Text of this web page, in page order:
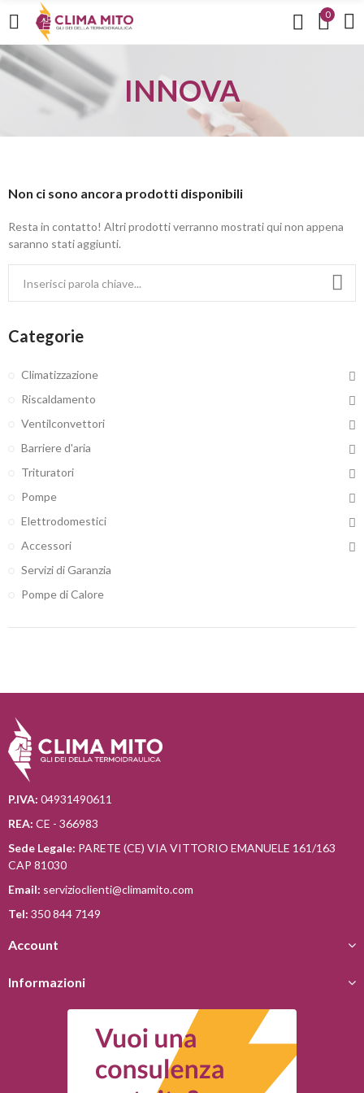
0
INNOVA
Non ci sono ancora prodotti disponibili
Resta in contatto! Altri prodotti verranno mostrati qui non appena
saranno stati aggiunti.
Categorie
Climatizzazione
Riscaldamento
Ventilconvettori
Barriere d'aria
Trituratori
Pompe
Elettrodomestici
Accessori
Servizi di Garanzia
Pompe di Calore
P.IVA: 04931490611
REA: CE - 366983
Sede Legale: PARETE (CE) VIA VITTORIO EMANUELE 161/163
CAP 81030
Email: servizioclienti@climamito.com
Tel: 350 844 7149
Account
Informazioni